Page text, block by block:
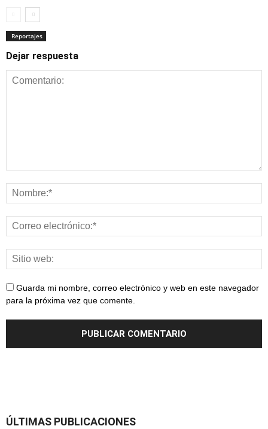
Reportajes
Dejar respuesta
Guarda mi nombre, correo electrónico y web en este navegador
para la próxima vez que comente.
ÚLTIMAS PUBLICACIONES